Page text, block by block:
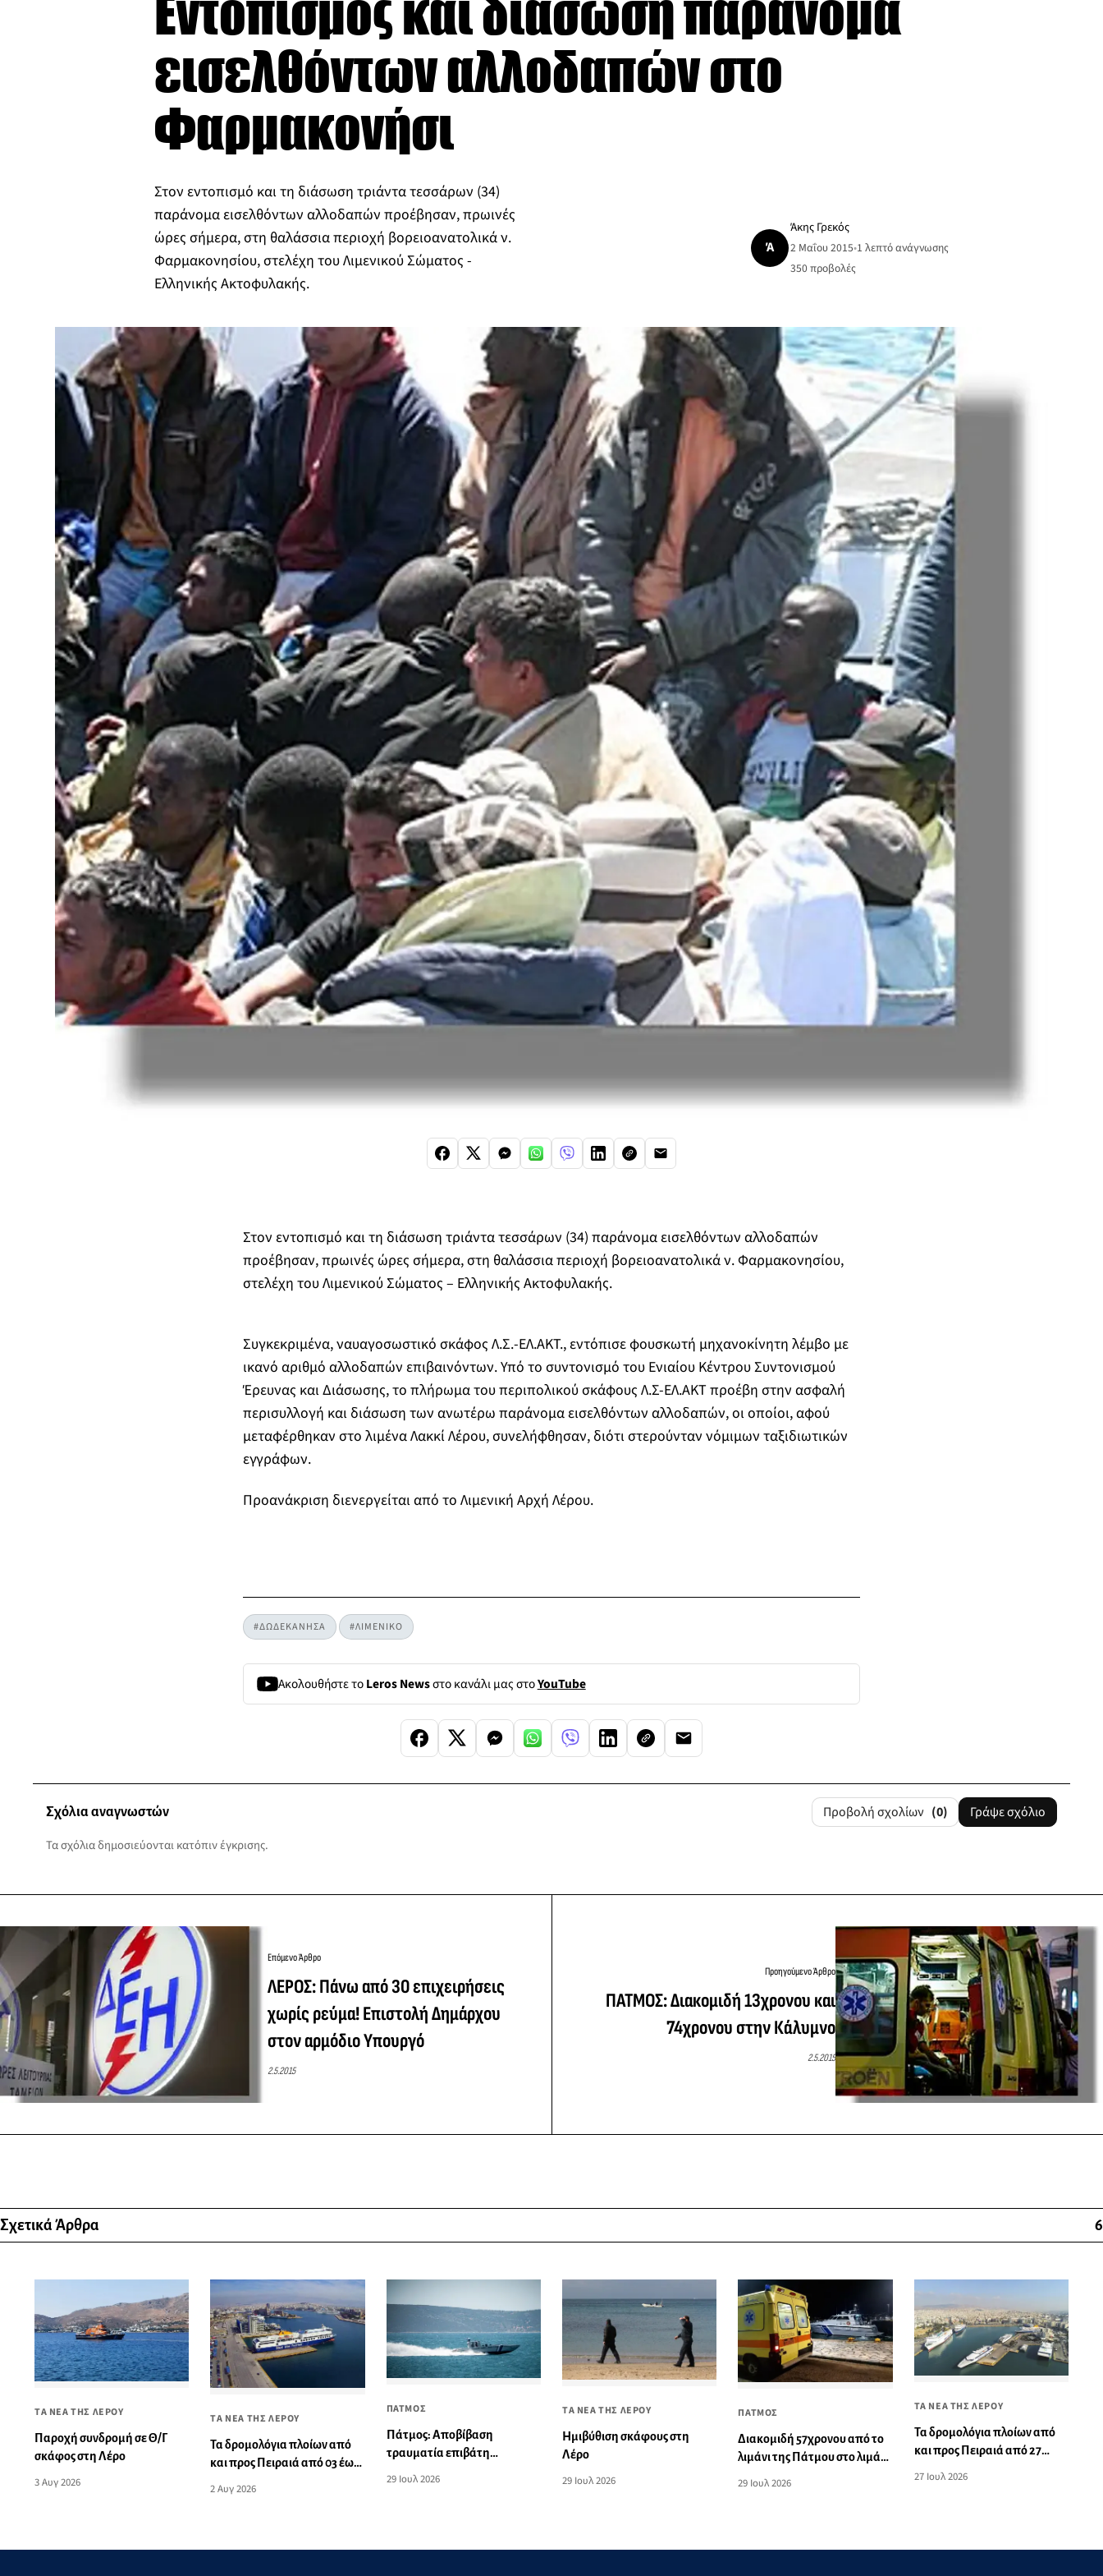
εισελθόντων αλλοδαπών στο
Φαρμακονήσι
Στον εντοπισμό και τη διάσωση τριάντα τεσσάρων (34)
παράνομα εισελθόντων αλλοδαπών προέβησαν, πρωινές
ώρες σήμερα, στη θαλάσσια περιοχή βορειοανατολικά ν.
Φαρμακονησίου, στελέχη του Λιμενικού Σώματος -
Ελληνικής Ακτοφυλακής.
Ά
Άκης Γρεκός
2 Μαΐου 2015•1 λεπτό ανάγνωσης
350προβολές
Στον εντοπισμό και τη διάσωση τριάντα τεσσάρων (34) παράνομα εισελθόντων αλλοδαπών
προέβησαν, πρωινές ώρες σήμερα, στη θαλάσσια περιοχή βορειοανατολικά ν. Φαρμακονησίου,
στελέχη του Λιμενικού Σώματος – Ελληνικής Ακτοφυλακής.
Συγκεκριμένα, ναυαγοσωστικό σκάφος Λ.Σ.-ΕΛ.ΑΚΤ., εντόπισε φουσκωτή μηχανοκίνητη λέμβο με
ικανό αριθμό αλλοδαπών επιβαινόντων. Υπό το συντονισμό του Ενιαίου Κέντρου Συντονισμού
Έρευνας και Διάσωσης, το πλήρωμα του περιπολικού σκάφους Λ.Σ-ΕΛ.ΑΚΤ προέβη στην ασφαλή
περισυλλογή και διάσωση των ανωτέρω παράνομα εισελθόντων αλλοδαπών, οι οποίοι, αφού
μεταφέρθηκαν στο λιμένα Λακκί Λέρου, συνελήφθησαν, διότι στερούνταν νόμιμων ταξιδιωτικών
εγγράφων.
Προανάκριση διενεργείται από το Λιμενική Αρχή Λέρου.
#ΔΩΔΕΚΑΝΗΣΑ #ΛΙΜΕΝΙΚΟ
Ακολουθήστε τοLeros Newsστο κανάλι μας στοYouTube
Σχόλια αναγνωστών Προβολή σχολίων (0) Γράψε σχόλιο
Τα σχόλια δημοσιεύονται κατόπιν έγκρισης.
Επόμενο Άρθρο
ΛΕΡΟΣ: Πάνω από 30 επιχειρήσεις
χωρίς ρεύμα! Επιστολή Δημάρχου
στον αρμόδιο Υπουργό
2.5.2015
Προηγούμενο Άρθρο
ΠΑΤΜΟΣ: Διακομιδή 13χρονου και
74χρονου στην Κάλυμνο
2.5.2015
Σχετικά Άρθρα 6
ΤΑ ΝΕΑ ΤΗΣ ΛΕΡΟΥ
Παροχή συνδρομή σε Θ/Γ
σκάφος στη Λέρο
3 Αυγ 2026
ΤΑ ΝΕΑ ΤΗΣ ΛΕΡΟΥ
Τα δρομολόγια πλοίων από
και προς Πειραιά από 03 έως
2 Αυγ 2026
ΠΑΤΜΟΣ
Πάτμος: Αποβίβαση
τραυματία επιβάτη
29 Ιουλ 2026
ΤΑ ΝΕΑ ΤΗΣ ΛΕΡΟΥ
Ημιβύθιση σκάφους στη
Λέρο
29 Ιουλ 2026
ΠΑΤΜΟΣ
Διακομιδή 57χρονου από το
λιμάνι της Πάτμου στο λιμάνι
της Λέρου
29 Ιουλ 2026
ΤΑ ΝΕΑ ΤΗΣ ΛΕΡΟΥ
Τα δρομολόγια πλοίων από
και προς Πειραιά από 27
Ιουλίου έως 02 Αυγούστου
27 Ιουλ 2026